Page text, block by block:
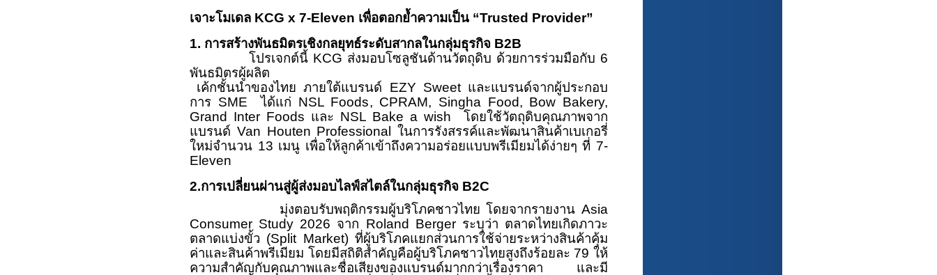
เจาะโมเดล KCG x 7-Eleven เพื่อตอกย้ำความเป็น “Trusted Provider”
1. การสร้างพันธมิตรเชิงกลยุทธ์ระดับสากลในกลุ่มธุรกิจ B2B
โปรเจกต์นี้ KCG ส่งมอบโซลูชันด้านวัตถุดิบ ด้วยการร่วมมือกับ 6
พันธมิตรผู้ผลิต
เค้กชั้นนำของไทย ภายใต้แบรนด์ EZY Sweet และแบรนด์จากผู้ประกอบ
การ SME ได้แก่ NSL Foods, CPRAM, Singha Food, Bow Bakery,
Grand Inter Foods และ NSL Bake a wish โดยใช้วัตถุดิบคุณภาพจาก
แบรนด์ Van Houten Professional ในการรังสรรค์และพัฒนาสินค้าเบเกอรี่
ใหม่จำนวน 13 เมนู เพื่อให้ลูกค้าเข้าถึงความอร่อยแบบพรีเมียมได้ง่ายๆ ที่ 7-
Eleven
2.การเปลี่ยนผ่านสู่ผู้ส่งมอบไลฟ์สไตล์ในกลุ่มธุรกิจ B2C
มุ่งตอบรับพฤติกรรมผู้บริโภคชาวไทย โดยจากรายงาน Asia
Consumer Study 2026 จาก Roland Berger ระบุว่า ตลาดไทยเกิดภาวะ
ตลาดแบ่งขั้ว (Split Market) ที่ผู้บริโภคแยกส่วนการใช้จ่ายระหว่างสินค้าคุ้ม
ค่าและสินค้าพรีเมียม โดยมีสถิติสำคัญคือผู้บริโภคชาวไทยสูงถึงร้อยละ 79 ให้
ความสำคัญกับคุณภาพและชื่อเสียงของแบรนด์มากกว่าเรื่องราคา และมี